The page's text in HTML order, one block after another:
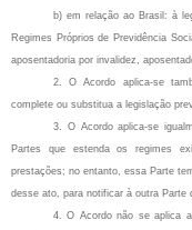
b) em relação ao Brasil: à
Regimes Próprios de Previdência
aposentadoria por invalidez,
2. O Acordo aplica-se
complete ou substitua a legislação
3. O Acordo aplica-se
Partes que estenda os regimes
prestações; no entanto, essa Parte
desse ato, para notificar à outra Parte
4. O Acordo não se aplica